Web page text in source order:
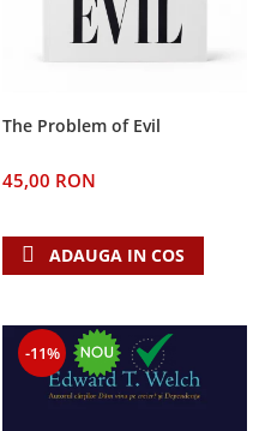
The Problem of Evil
45,00 RON
ADAUGA IN COS
-11%